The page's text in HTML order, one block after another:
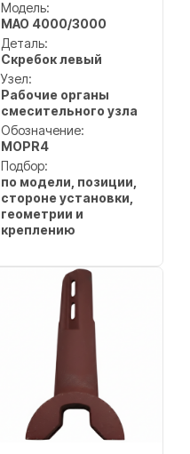
Модель:
MAO 4000/3000
Деталь:
Скребок левый
Узел:
Рабочие органы
смесительного узла
Обозначение:
MOPR4
Подбор:
по модели, позиции,
стороне установки,
геометрии и
креплению